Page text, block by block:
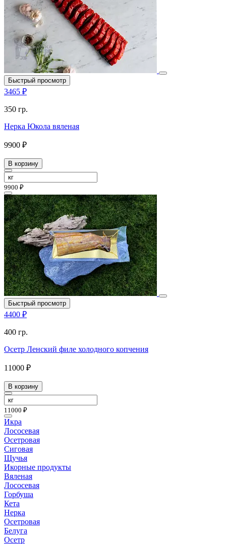
Быстрый просмотр
3465 ₽
350 гр.
Нерка Юкола вяленая
9900 ₽
В корзину
9900 ₽
Быстрый просмотр
4400 ₽
400 гр.
Осетр Ленский филе холодного копчения
11000 ₽
В корзину
11000 ₽
Икра
Лососевая
Осетровая
Сиговая
Щучья
Икорные продукты
Вяленая
Лососевая
Горбуша
Кета
Нерка
Осетровая
Белуга
Осетр